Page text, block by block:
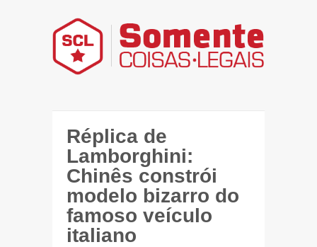
Réplica de
Lamborghini:
Chinês constrói
modelo bizarro do
famoso veículo
italiano